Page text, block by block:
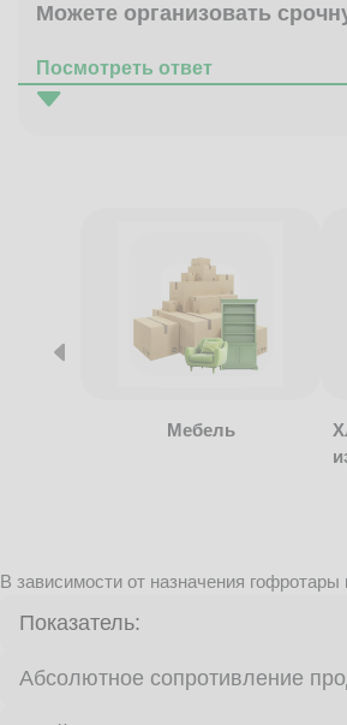
Можете организовать
Посмотреть ответ
Мебель
В зависимости от назначения
Показатель:
Абсолютное сопротивление